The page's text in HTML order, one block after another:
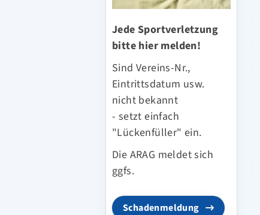
Jede Sportverletzung
bitte hier melden!
Sind Vereins-Nr.,
Eintrittsdatum usw.
nicht bekannt
- setzt einfach
"Lückenfüller" ein.
Die ARAG meldet sich
ggfs.
Schadenmeldung